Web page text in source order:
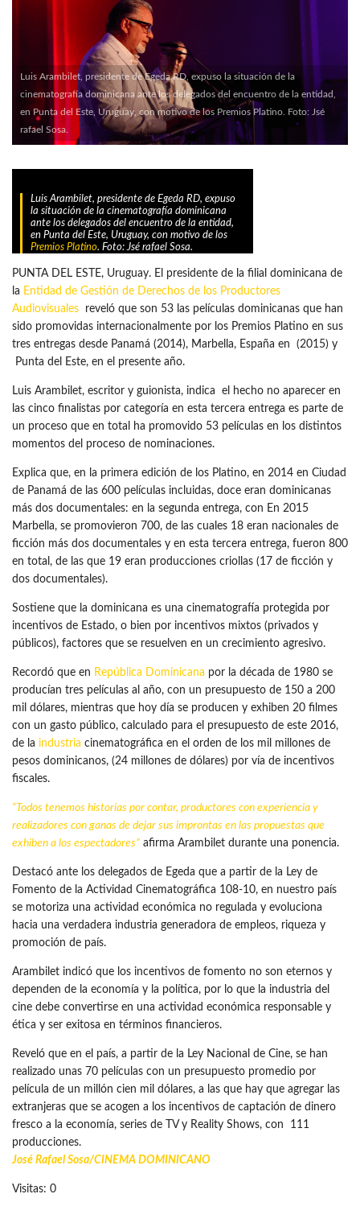
Luis Arambilet, presidente de Egeda RD, expuso la situación de la
cinematografía dominicana ante los delegados del encuentro de la entidad,
en Punta del Este, Uruguay, con motivo de los Premios Platino. Foto: Jsé
rafael Sosa.
Luis Arambilet, presidente de Egeda RD, expuso
la situación de la cinematografía dominicana
ante los delegados del encuentro de la entidad,
en Punta del Este, Uruguay, con motivo de los
Premios Platino. Foto: Jsé rafael Sosa.
PUNTA DEL ESTE, Uruguay. El presidente de la filial dominicana de
la Entidad de Gestión de Derechos de los Productores
Audiovisuales reveló que son 53 las películas dominicanas que han
sido promovidas internacionalmente por los Premios Platino en sus
tres entregas desde Panamá (2014), Marbella, España en (2015) y
Punta del Este, en el presente año.
Luis Arambilet, escritor y guionista, indica el hecho no aparecer en
las cinco finalistas por categoría en esta tercera entrega es parte de
un proceso que en total ha promovido 53 películas en los distintos
momentos del proceso de nominaciones.
Explica que, en la primera edición de los Platino, en 2014 en Ciudad
de Panamá de las 600 películas incluidas, doce eran dominicanas
más dos documentales: en la segunda entrega, con En 2015
Marbella, se promovieron 700, de las cuales 18 eran nacionales de
ficción más dos documentales y en esta tercera entrega, fueron 800
en total, de las que 19 eran producciones criollas (17 de ficción y
dos documentales).
Sostiene que la dominicana es una cinematografía protegida por
incentivos de Estado, o bien por incentivos mixtos (privados y
públicos), factores que se resuelven en un crecimiento agresivo.
Recordó que en República Dominicana por la década de 1980 se
producían tres películas al año, con un presupuesto de 150 a 200
mil dólares, mientras que hoy día se producen y exhiben 20 filmes
con un gasto público, calculado para el presupuesto de este 2016,
de la industria cinematográfica en el orden de los mil millones de
pesos dominicanos, (24 millones de dólares) por vía de incentivos
fiscales.
“Todos tenemos historias por contar, productores con experiencia y
realizadores con ganas de dejar sus improntas en las propuestas que
exhiben a los espectadores” afirma Arambilet durante una ponencia.
Destacó ante los delegados de Egeda que a partir de la Ley de
Fomento de la Actividad Cinematográfica 108-10, en nuestro país
se motoriza una actividad económica no regulada y evoluciona
hacia una verdadera industria generadora de empleos, riqueza y
promoción de país.
Arambilet indicó que los incentivos de fomento no son eternos y
dependen de la economía y la política, por lo que la industria del
cine debe convertirse en una actividad económica responsable y
ética y ser exitosa en términos financieros.
Reveló que en el país, a partir de la Ley Nacional de Cine, se han
realizado unas 70 películas con un presupuesto promedio por
película de un millón cien mil dólares, a las que hay que agregar las
extranjeras que se acogen a los incentivos de captación de dinero
fresco a la economía, series de TV y Reality Shows, con 111
producciones.
José Rafael Sosa/CINEMA DOMINICANO
Visitas: 0